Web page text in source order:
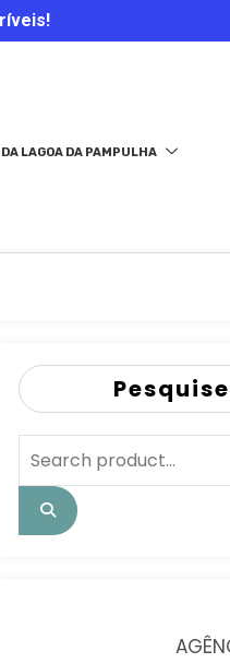
LAGOA DA PAMPULHA